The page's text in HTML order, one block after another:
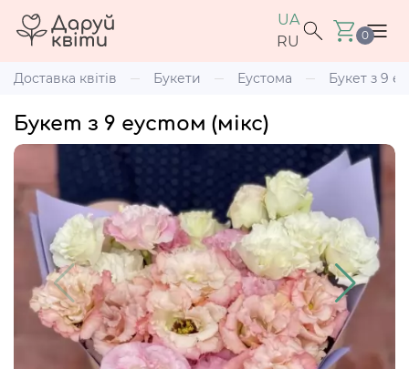
UA
RU
0
Доставка квітів Букети Еустома Букет з 9
Букет з 9 еустом (мікс)